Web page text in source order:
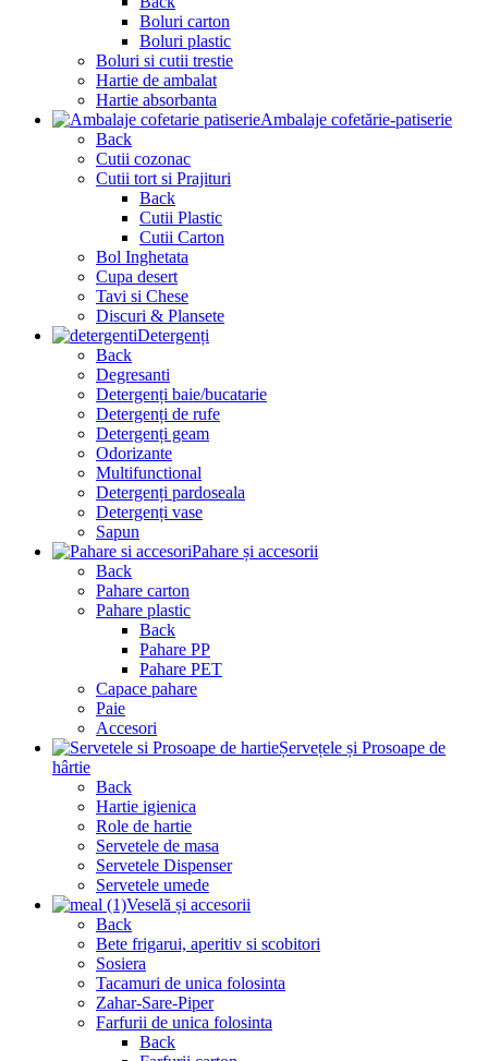
Boluri carton
Boluri plastic
Boluri si cutii trestie
Hartie de ambalat
Hartie absorbanta
Ambalaje cofetărie-patiserie
Back
Cutii cozonac
Cutii tort si Prajituri
Back
Cutii Plastic
Cutii Carton
Bol Inghetata
Cupa desert
Tavi si Chese
Discuri & Plansete
Detergenți
Back
Degresanti
Detergenți baie/bucatarie
Detergenți de rufe
Detergenți geam
Odorizante
Multifunctional
Detergenți pardoseala
Detergenți vase
Sapun
Pahare și accesorii
Back
Pahare carton
Pahare plastic
Back
Pahare PP
Pahare PET
Capace pahare
Paie
Accesori
Șervețele și Prosoape de
hârtie
Back
Hartie igienica
Role de hartie
Servetele de masa
Servetele Dispenser
Servetele umede
Veselă și accesorii
Back
Bete frigarui, aperitiv si scobitori
Sosiera
Tacamuri de unica folosinta
Zahar-Sare-Piper
Farfurii de unica folosinta
Back